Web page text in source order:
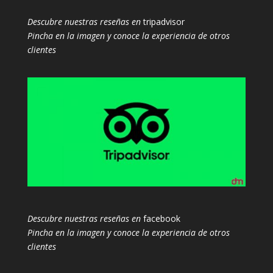
Descubre nuestras reseñas entripadvisor
Pincha en la imagen y conoce la experiencia de otros
clientes
Descubre nuestras reseñas enfacebook
Pincha en la imagen y conoce la experiencia de otros
clientes